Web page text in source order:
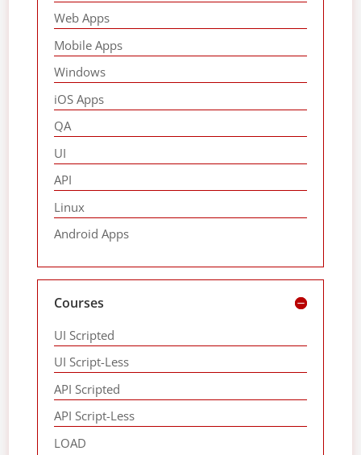
Web Apps
Mobile Apps
Windows
iOS Apps
QA
UI
API
Linux
Android Apps
Courses
UI Scripted
UI Script-Less
API Scripted
API Script-Less
LOAD